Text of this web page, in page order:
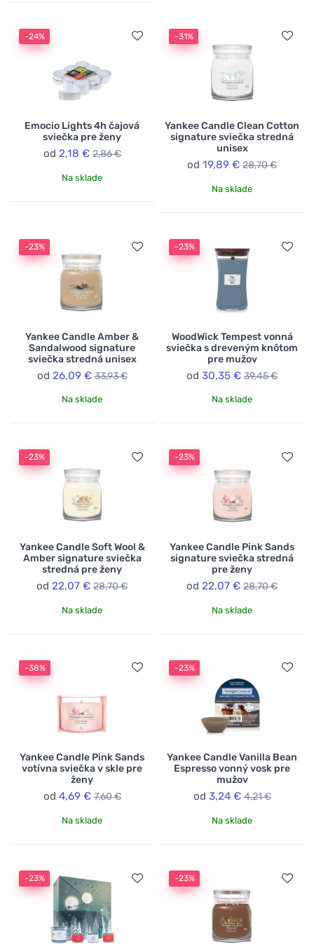
-24%
Emocio Lights 4h čajová
sviečka pre ženy
od 2,18 € 2,86 €
Na sklade
-31%
Yankee Candle Clean Cotton
signature sviečka stredná
unisex
od 19,89 € 28,70 €
Na sklade
-23%
Yankee Candle Amber &
Sandalwood signature
sviečka stredná unisex
od 26,09 € 33,93 €
Na sklade
-23%
WoodWick Tempest vonná
sviečka s dreveným knôtom
pre mužov
od 30,35 € 39,45 €
Na sklade
-23%
Yankee Candle Soft Wool &
Amber signature sviečka
stredná pre ženy
od 22,07 € 28,70 €
Na sklade
-23%
Yankee Candle Pink Sands
signature sviečka stredná
pre ženy
od 22,07 € 28,70 €
Na sklade
-38%
Yankee Candle Pink Sands
votívna sviečka v skle pre
ženy
od 4,69 € 7,60 €
Na sklade
-23%
Yankee Candle Vanilla Bean
Espresso vonný vosk pre
mužov
od 3,24 € 4,21 €
Na sklade
-23% -23%